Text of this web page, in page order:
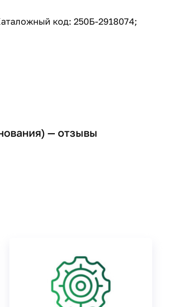
код: 250Б-2918074;
— отзывы